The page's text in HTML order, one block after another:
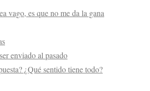
vago, es que no me da la gana
enviado al pasado
¿Qué sentido tiene todo?